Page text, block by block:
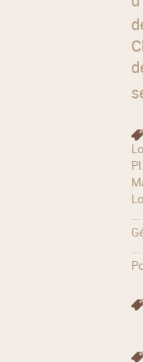
longue traîne a dit : si vous allez sur le forum de '
longue traîne a dit : merci :) connue, mais elle fait
...
Gérard GAUTIER a dit : « Il pleut parfois en Bretagne
...